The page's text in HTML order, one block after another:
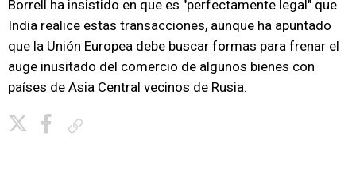
Borrell ha insistido en que es "perfectamente legal" que
India realice estas transacciones, aunque ha apuntado
que la Unión Europea debe buscar formas para frenar el
auge inusitado del comercio de algunos bienes con
países de Asia Central vecinos de Rusia.